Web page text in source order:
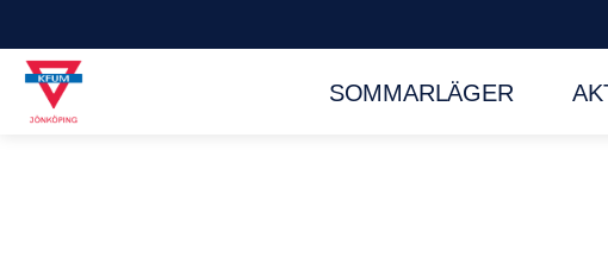
SOMMARLÄGER